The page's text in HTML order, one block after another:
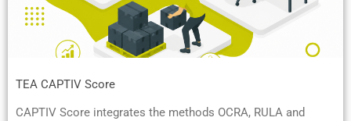
TEA CAPTIV Score
CAPTIV Score integrates the methods OCRA, RULA and